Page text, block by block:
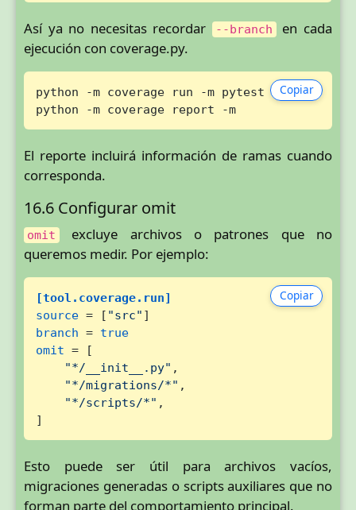
Así ya no necesitas recordar --branch en cada
ejecución con coverage.py.
Copiar
python -m coverage run -m pytest
python -m coverage report -m
El reporte incluirá información de ramas cuando
corresponda.
16.6 Configurar omit
omit excluye archivos o patrones que no
queremos medir. Por ejemplo:
Copiar
[tool.coverage.run]
source = [ "src"
branch = true
omit = [
"*/__init__.py" ,
"*/migrations/*" ,
"*/scripts/*" ,
]
Esto puede ser útil para archivos vacíos,
migraciones generadas o scripts auxiliares que no
forman parte del comportamiento principal.